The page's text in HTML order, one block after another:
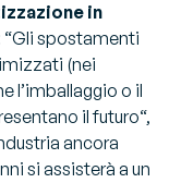
in
Gli spostamenti
(nei
l’imballaggio o il
il futuro“,
ancora
si assisterà a un